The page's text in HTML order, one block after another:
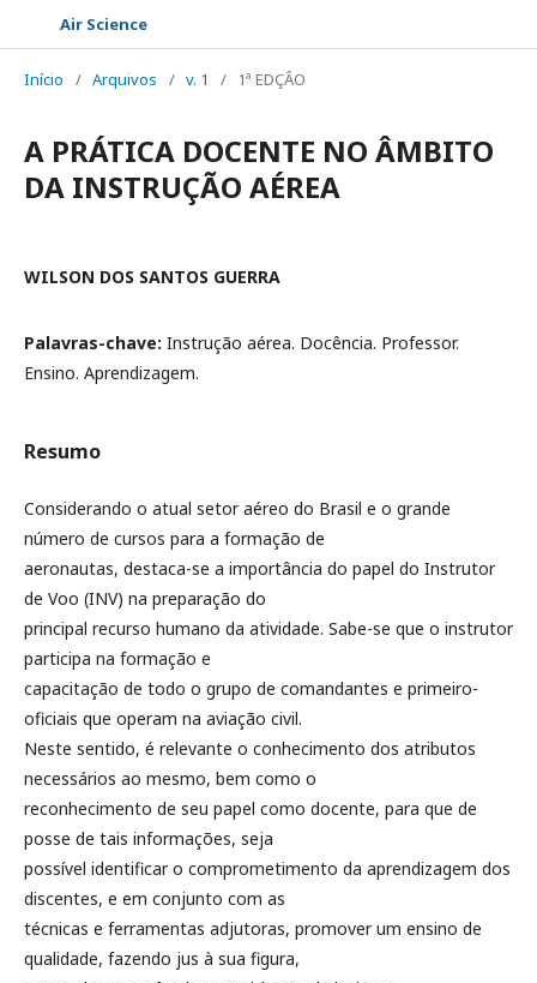
Air Science
Início / Arquivos / v. 1 / 1ª EDÇÂO
A PRÁTICA DOCENTE NO ÂMBITO
DA INSTRUÇÃO AÉREA
WILSON DOS SANTOS GUERRA
Palavras-chave: Instrução aérea. Docência. Professor.
Ensino. Aprendizagem.
Resumo
Considerando o atual setor aéreo do Brasil e o grande
número de cursos para a formação de
aeronautas, destaca-se a importância do papel do Instrutor
de Voo (INV) na preparação do
principal recurso humano da atividade. Sabe-se que o instrutor
participa na formação e
capacitação de todo o grupo de comandantes e primeiro-
oficiais que operam na aviação civil.
Neste sentido, é relevante o conhecimento dos atributos
necessários ao mesmo, bem como o
reconhecimento de seu papel como docente, para que de
posse de tais informações, seja
possível identificar o comprometimento da aprendizagem dos
discentes, e em conjunto com as
técnicas e ferramentas adjutoras, promover um ensino de
qualidade, fazendo jus à sua figura,